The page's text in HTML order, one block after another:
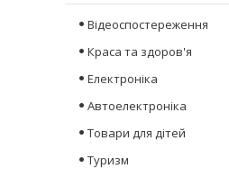
Відеоспостереження
Краса та здоров'я
Електроніка
Автоелектроніка
Товари для дітей
Туризм